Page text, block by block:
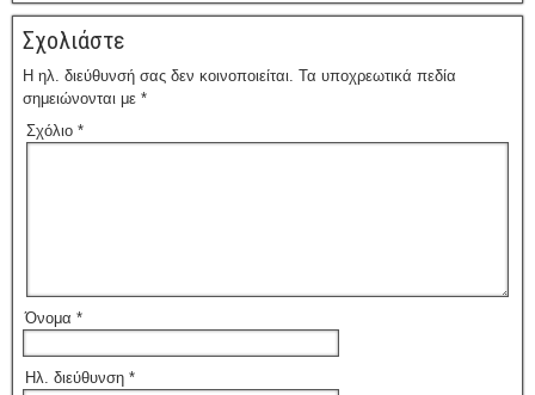
Σχολιάστε
Η ηλ. διεύθυνσή σας δεν κοινοποιείται. Τα υποχρεωτικά πεδία
σημειώνονται με *
Σχόλιο *
Όνομα *
Ηλ. διεύθυνση *